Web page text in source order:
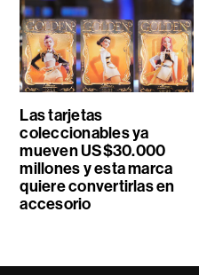
Las tarjetas
coleccionables ya
mueven US$30.000
millones y esta marca
quiere convertirlas en
accesorio